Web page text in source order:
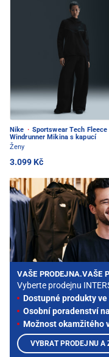
Nike · Sportswear Tech Fleece
Windrunner Mikina s kapucí
Ženy
3.099 Kč
VAŠE PRODEJNA.VAŠE
Vyberte prodejnu
Dostupné produkty
Osobní poradenství
Možnost okamžitého